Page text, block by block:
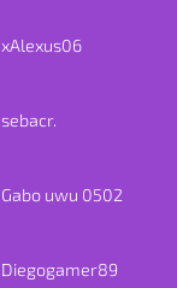
xAlexus06
sebacr.
Gabo uwu 0502
Diegogamer89